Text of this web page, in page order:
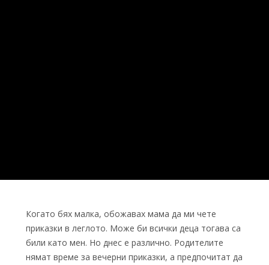
Когато бях малка, обожавах мама да ми чете
приказки в леглото. Може би всички деца тогава са
били като мен. Но днес е различно. Родителите
нямат време за вечерни приказки, а предпочитат да